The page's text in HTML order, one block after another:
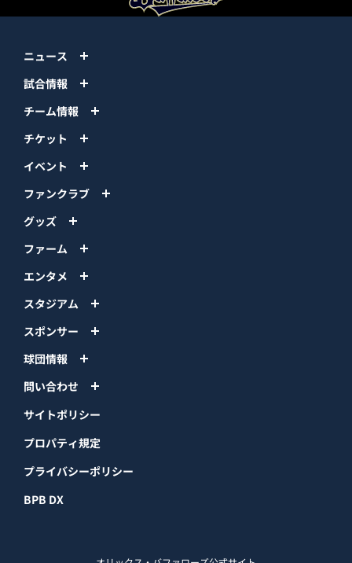
ニュース
試合情報
チーム情報
チケット
イベント
ファンクラブ
グッズ
ファーム
エンタメ
スタジアム
スポンサー
球団情報
問い合わせ
サイトポリシー
プロパティ規定
プライバシーポリシー
BPB DX